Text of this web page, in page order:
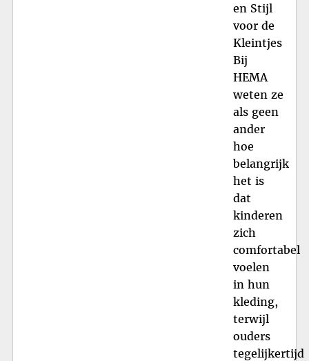
en Stijl
voor de
Kleintjes
Bij
HEMA
weten ze
als geen
ander
hoe
belangrijk
het is
dat
kinderen
zich
comfortabel
voelen
in hun
kleding,
terwijl
ouders
tegelijkertijd